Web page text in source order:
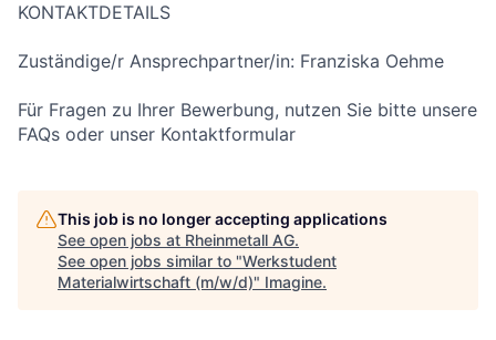
KONTAKTDETAILS
Zuständige/r Ansprechpartner/in: Franziska Oehme
Für Fragen zu Ihrer Bewerbung, nutzen Sie bitte unsere
FAQs oder unser Kontaktformular
This job is no longer accepting applications
See open jobs at Rheinmetall AG.
See open jobs similar to "Werkstudent
Materialwirtschaft (m/w/d)" Imagine.